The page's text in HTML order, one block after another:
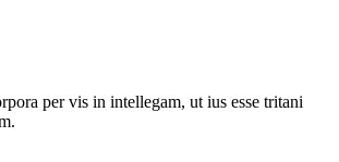
per vis in intellegam, ut ius esse tritani